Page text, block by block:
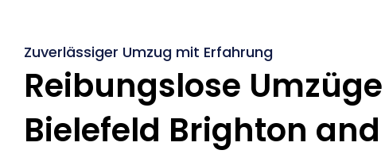
Zuverlässiger Umzug mit Erfahrung
Reibungslose Umzüge
Bielefeld Brighton